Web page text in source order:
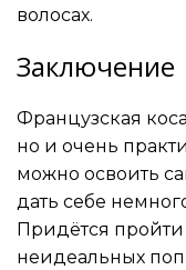
волосах.
Заключение
Французская
но и очень
можно освоить
дать себе
Придётся пройти
неидеальных